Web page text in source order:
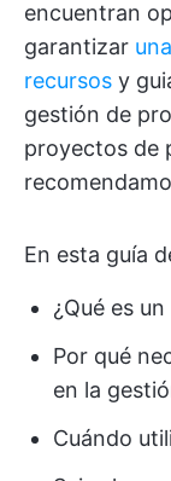
encuentran
garantizar
recursos y
gestión de
proyectos de
En esta guía
¿Qué es
Por qué
en la
Cuándo